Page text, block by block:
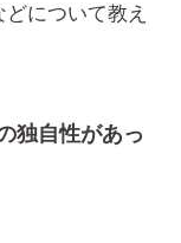
について教え
独自性があっ